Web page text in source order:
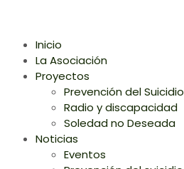
Inicio
La Asociación
Proyectos
Prevención del Suicidio
Radio y discapacidad
Soledad no Deseada
Noticias
Eventos